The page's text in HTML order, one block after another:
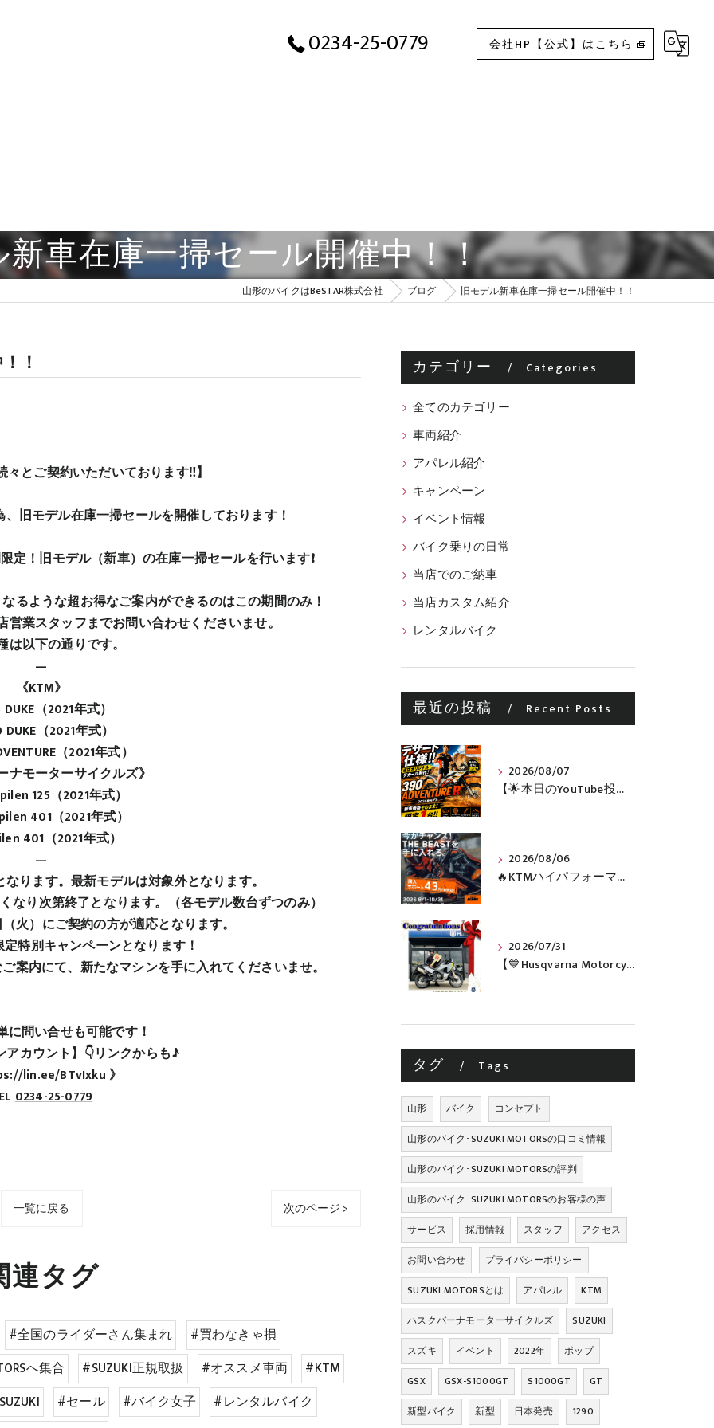
0234-25-0779 会社HP【公式】はこちら
車在庫一掃セール開催中！！
山形のバイクはBeSTAR株式会社 ブログ 旧モデル新車在庫一掃セール開催中！！
！
とご契約いただいております‼️】
旧モデル在庫一掃セールを開催しております！
定！旧モデル（新車）の在庫一掃セールを行います❗️
るような超お得なご案内ができるのはこの期間のみ！
業スタッフまでお問い合わせくださいませ。
は以下の通りです。
—
《KTM》
（2021年式）
（2021年式）
（2021年式）
ナモーターサイクルズ》
125（2021年式）
401（2021年式）
401（2021年式）
—
ります。最新モデルは対象外となります。
なり次第終了となります。（各モデル数台ずつのみ）
火）にご契約の方が適応となります。
定特別キャンペーンとなります！
案内にて、新たなマシンを手に入れてくださいませ。
に問い合せも可能です！
カウント】👇リンクからも♪
lin.ee/BTvIxku 》
0234-25-0779
一覧に戻る 次のページ >
連タグ
#全国のライダーさん集まれ
#買わなきゃ損
へ集合
#SUZUKI正規取扱 #オススメ車両
#KTM
#セール #バイク女子
#レンタルバイク
カテゴリー Categories
全てのカテゴリー
車両紹介
アパレル紹介
キャンペーン
イベント情報
バイク乗りの日常
当店でのご納車
当店カスタム紹介
レンタルバイク
最近の投稿 Recent Posts
2026/08/07
【🌟本日のYouTube投稿完了🌟】 🔥390 ADVENTURE R × KTM山形 オリジナルデカール仕様誕生🔥
2026/08/06
🔥KTMハイパフォーマンスネイキッドがお得に手に入るチャンス🔥
2026/07/31
【💙Husqvarna Motorcycles / NORDEN 901💙】 ご納車おめでとうございます🎉✨
タグ Tags
山形 バイク
コンセプト
山形のバイク･SUZUKI MOTORSの口コミ情報
山形のバイク･SUZUKI MOTORSの評判
山形のバイク･SUZUKI MOTORSのお客様の声
サービス
採用情報 スタッフ
アクセス
お問い合わせ
プライバシーポリシー
SUZUKI MOTORSとは
アパレル
KTM
ハスクバーナモーターサイクルズ
SUZUKI
スズキ
イベント 2022年
ポップ
GSX
GSX-S1000GT S1000GT
GT
新型バイク
新型 日本発売
1290